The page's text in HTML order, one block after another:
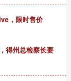
，限时售价
得州总检察长要